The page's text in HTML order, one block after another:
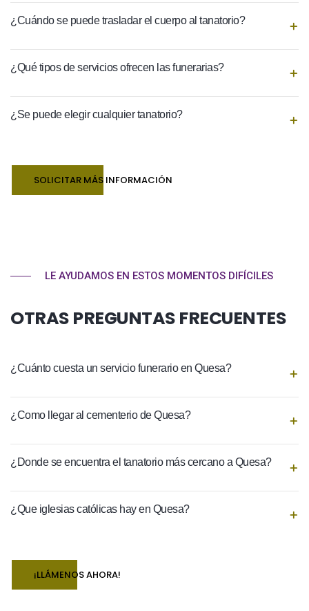
¿Cuándo se puede trasladar el cuerpo al tanatorio?
¿Qué tipos de servicios ofrecen las funerarias?
¿Se puede elegir cualquier tanatorio?
SOLICITAR MÁS INFORMACIÓN
LE AYUDAMOS EN ESTOS MOMENTOS DIFÍCILES
OTRAS PREGUNTAS FRECUENTES
¿Cuánto cuesta un servicio funerario en Quesa?
¿Como llegar al cementerio de Quesa?
¿Donde se encuentra el tanatorio más cercano a Quesa?
¿Que iglesias católicas hay en Quesa?
¡LLÁMENOS AHORA!